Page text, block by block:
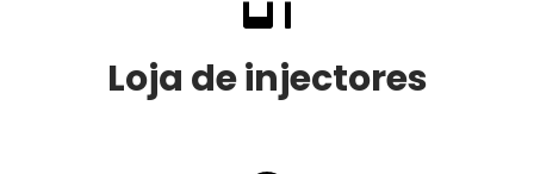
Loja de injectores